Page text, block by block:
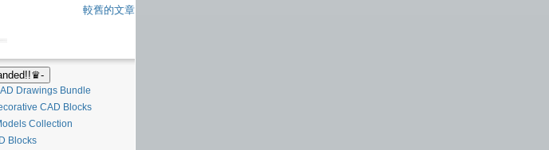
較舊的文章
Drawings Bundle
CAD Blocks
Collection
Blocks